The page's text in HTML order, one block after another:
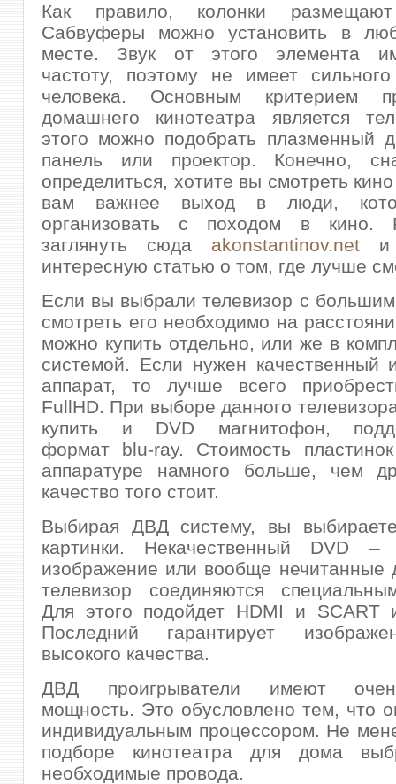
Как правило, колонки
Сабвуферы можно установить в
месте. Звук от этого элемента
частоту, поэтому не имеет
человека. Основным критерием
домашнего кинотеатра является
этого можно подобрать плазменный
панель или проектор. Конечно,
определиться, хотите вы смотреть
вам важнее выход в люди,
организовать с походом в кино.
заглянуть сюда akonstantinov.net и
интересную статью о том, где лучше
Если вы выбрали телевизор с
смотреть его необходимо на
можно купить отдельно, или же в
системой. Если нужен качественный
аппарат, то лучше всего
FullHD. При выборе данного
купить и DVD магнитофон,
формат blu-ray. Стоимость
аппаратуре намного больше, чем
качество того стоит.
Выбирая ДВД систему, вы
картинки. Некачественный DVD –
изображение или вообще нечитанные
телевизор соединяются
Для этого подойдет HDMI и SCART
Последний гарантирует
высокого качества.
ДВД проигрыватели имеют
мощность. Это обусловлено тем, что
индивидуальным процессором. Не
подборе кинотеатра для дома
необходимые провода.